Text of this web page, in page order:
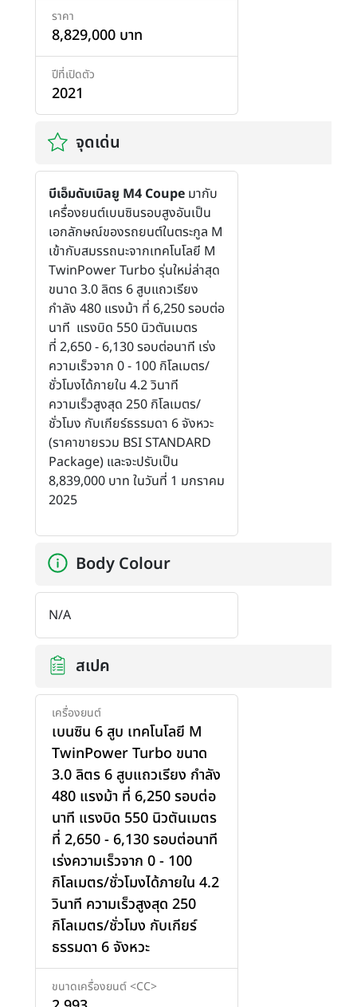
เพิ่มสินค้า
ราคา
8,829,000 บาท
ปีที่เปิดตัว
2021
จุดเด่น
บีเอ็มดับเบิลยู M4 Coupe มากับ
เครื่องยนต์เบนซินรอบสูงอันเป็น
เอกลักษณ์ของรถยนต์ในตระกูล M
เข้ากับสมรรถนะจากเทคโนโลยี M
TwinPower Turbo รุ่นใหม่ล่าสุด
ขนาด 3.0 ลิตร 6 สูบแถวเรียง
กำลัง 480 แรงม้า ที่ 6,250 รอบต่อ
นาที แรงบิด 550 นิวตันเมตร
ที่ 2,650 - 6,130 รอบต่อนาที เร่ง
ความเร็วจาก 0 - 100 กิโลเมตร/
ชั่วโมงได้ภายใน 4.2 วินาที
ความเร็วสูงสุด 250 กิโลเมตร/
ชั่วโมง กับเกียร์ธรรมดา 6 จังหวะ
(ราคาขายรวม BSI STANDARD
Package) และจะปรับเป็น
8,839,000 บาท ในวันที่ 1 มกราคม
2025
Body Colour
N/A
สเปค
เครื่องยนต์
เบนซิน 6 สูบ เทคโนโลยี M
TwinPower Turbo ขนาด
3.0 ลิตร 6 สูบแถวเรียง กำลัง
480 แรงม้า ที่ 6,250 รอบต่อ
นาที แรงบิด 550 นิวตันเมตร
ที่ 2,650 - 6,130 รอบต่อนาที
เร่งความเร็วจาก 0 - 100
กิโลเมตร/ชั่วโมงได้ภายใน 4.2
วินาที ความเร็วสูงสุด 250
กิโลเมตร/ชั่วโมง กับเกียร์
ธรรมดา 6 จังหวะ
ขนาดเครื่องยนต์ <CC>